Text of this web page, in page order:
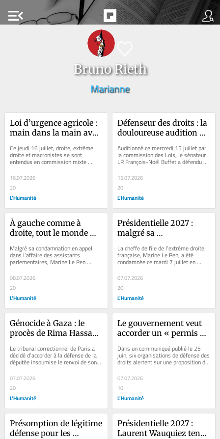
menu_open
Bruno Rieth
Marianne
Loi d’urgence agricole :
main dans la main avec
le retour des pesticides
interdits
Ce jeudi 16 juillet, droite, extrême
droite et macronistes se sont
entendus en commission mixte
d’urgence...
16.07.2026
20
L'Humanité
Défenseur des droits : la
douloureuse audition de
devant l’Assemblée
nationale
Auditionné ce mercredi 15 juillet par
la commission des Lois, le sénateur
LR François-Noël Buffet a défendu sa
candidature au poste de...
15.07.2026
20
L'Humanité
À gauche comme à
droite, tout le monde
de Marine Le Pen après
sa condamnation
Malgré sa condamnation en appel
dans l’affaire des assistants
parlementaires, Marine Le Pen
maintient donc sa candidature à
l’élection...
08.07.2026
20
L'Humanité
Présidentielle 2027 :
malgré sa
Le Pen sera bien
candidate
La cheffe de file de l’extrême droite
française, Marine Le Pen, a été
condamnée ce mardi 7 juillet en
appel à 45 mois d’inéligibilité...
07.07.2026
20
L'Humanité
Génocide à Gaza : le
procès de Rima Hassan
terrorisme » renvoyé à
l’automne
Le tribunal correctionnel de Paris a
décidé d’accorder à la défense de la
députée insoumise le renvoi de son
procès pour apologie du...
07.07.2026
20
L'Humanité
Le gouvernement veut
accorder un « permis de
vous explique
Dans un communiqué publié le 25
juin, six organisations de défense des
droits alertent sur une proposition de
loi portée par Les Républicains et...
07.07.2026
10
L'Humanité
Présomption de légitime
défense pour les
Présidentielle 2027 :
Laurent Wauquiez tend